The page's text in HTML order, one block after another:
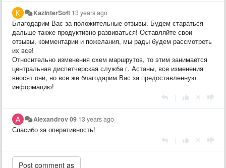
KazInterSoft 13 years ago
Благодарим Вас за положительные отзывы. Будем стараться
дальше также продуктивно развиваться! Оставляйте свои
отзывы, комментарии и пожелания, мы рады будем рассмотреть
их все!
Относительно изменения схем маршрутов, то этим занимается
центральная диспетчерская служба г. Астаны, все изменения
вносят они, но все же благодарим Вас за предоставленную
информацию!
Alexandrov 09 13 years ago
Спасибо за оперативность!